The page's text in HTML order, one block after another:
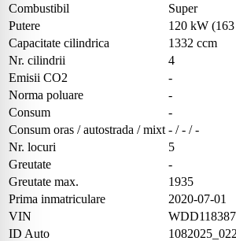
Combustibil
Super
Putere
120 kW
Capacitate cilindrica
1332 ccm
Nr. cilindrii
4
Emisii CO2
-
Norma poluare
-
Consum
-
Consum oras / autostrada / mixt - / - / -
Nr. locuri
5
Greutate
-
Greutate max.
1935
Prima inmatriculare
2020-07-01
VIN
ID Auto
1082025_022